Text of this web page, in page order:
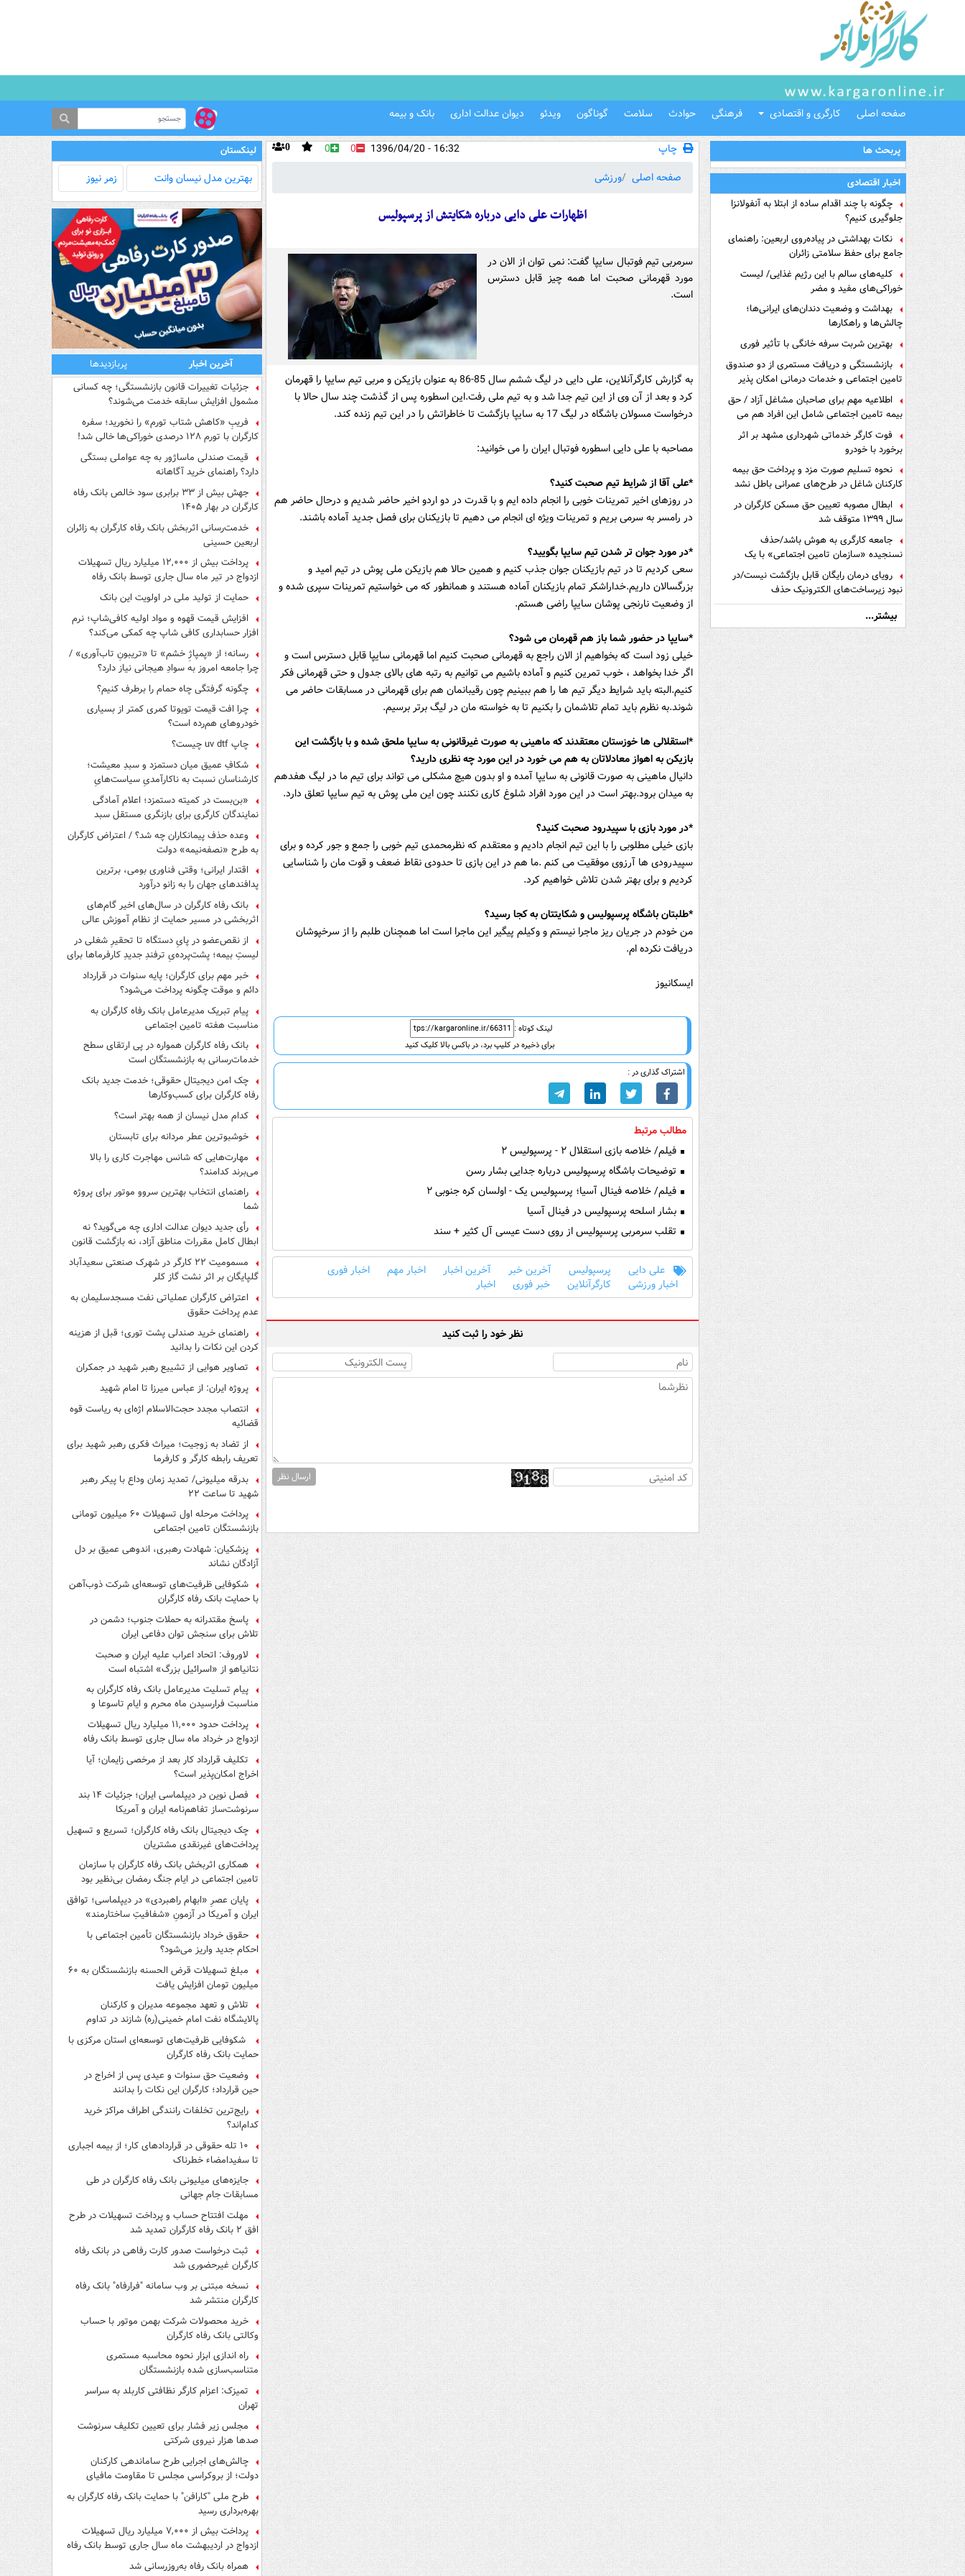
صفحه اصلی کارگری و اقتصادی فرهنگی حوادث سلامت گوناگون ویدئو دیوان عدالت اداری بانک و بیمه
پربحث ها
اخبار اقتصادی
چگونه با چند اقدام ساده از ابتلا به آنفولانزا
جلوگیری کنیم؟
نکات بهداشتی در پیاده‌روی اربعین: راهنمای
جامع برای حفظ سلامتی زائران
کلیه‌های سالم با این رژیم غذایی/ لیست
خوراکی‌های مفید و مضر
بهداشت و وضعیت دندان‌های ایرانی‌ها؛
چالش‌ها و راهکارها
بهترین شربت سرفه خانگی با تأثیر فوری
بازنشستگی و دریافت مستمری از دو صندوق
تامین اجتماعی و خدمات درمانی امکان پذیر
است ؟
اطلاعیه مهم برای صاحبان مشاغل آزاد / حق
بیمه تامین اجتماعی شامل این افراد هم می
شودفوت کارگر خدماتی شهرداری مشهد بر اثر
برخورد با خودرو
نحوه تسلیم صورت مزد و پرداخت حق بیمه
کارکنان شاغل در طرح‌های عمرانی باطل نشد
ابطال مصوبه تعیین حق مسکن کارگران در
سال ۱۳۹۹ متوقف شد
جامعه کارگری به هوش باشد/حذف
نسنجیده «سازمان تامین اجتماعی» با یک
تفاهم نامه!
رویای درمان رایگان قابل بازگشت نیست/در
نبود زیرساخت‌های الکترونیک حذف
دفترچه‌های بیمه اشتباه مضاعف است
بیشتر...
چاپ 0 0 0
16:32 - 1396/04/20
صفحه اصلی
ورزشی
اظهارات علی دایی درباره شکایتش از پرسپولیس
سرمربی تیم فوتبال سایپا گفت: نمی توان از الان در
مورد قهرمانی صحبت اما همه چیز قابل دسترس
است.
به گزارش کارگرآنلاین، علی دایی در لیگ ششم سال 85-86 به عنوان بازیکن و مربی تیم سایپا را قهرمان
کرد و بعد از آن وی از این تیم جدا شد و به تیم ملی رفت.این اسطوره پس از گذشت چند سال حالا با
درخواست مسولان باشگاه در لیگ 17 به سایپا بازگشت تا خاطراتش را در این تیم زنده کند.
مصاحبه با علی دایی اسطوره فوتبال ایران را می خوانید:
*علی آقا از شرایط تیم صحبت کنید؟
در روزهای اخیر تمرینات خوبی را انجام داده ایم و با قدرت در دو اردو اخیر حاضر شدیم و درحال حاضر هم
در رامسر به سرمی بریم و تمرینات ویژه ای انجام می دهیم تا بازیکنان برای فصل جدید آماده باشند.
*در مورد جوان تر شدن تیم سایپا بگویید؟
سعی کردیم تا در تیم بازیکنان جوان جذب کنیم و همین حالا هم بازیکن ملی پوش در تیم امید و
بزرگسالان داریم.خداراشکر تمام بازیکنان آماده هستند و همانطور که می خواستیم تمرینات سپری شده و
از وضعیت نارنجی پوشان سایپا راضی هستم.
*سایپا در حضور شما باز هم قهرمان می شود؟
خیلی زود است که بخواهیم از الان راجع به قهرمانی صحبت کنیم اما قهرمانی سایپا قابل دسترس است و
اگر خدا بخواهد ، خوب تمرین کنیم و آماده باشیم می توانیم به رتبه های بالای جدول و حتی قهرمانی فکر
کنیم.البته باید شرایط دیگر تیم ها را هم ببینیم چون رقیبانمان هم برای قهرمانی در مسابقات حاضر می
شوند.به نظرم باید تمام تلاشمان را بکنیم تا به خواسته مان در لیگ برتر برسیم.
*استقلالی ها خوزستان معتقدند که ماهینی به صورت غیرقانونی به سایپا ملحق شده و با بازگشت این
بازیکن به اهواز معادلاتان به هم می خورد در این مورد چه نظری دارید؟
دانیال ماهینی به صورت قانونی به سایپا آمده و او بدون هیچ مشکلی می تواند برای تیم ما در لیگ هفدهم
به میدان برود.بهتر است در این مورد افراد شلوغ کاری نکنند چون این ملی پوش به تیم سایپا تعلق دارد.
*در مورد بازی با سپیدرود صحبت کنید؟
بازی خیلی مطلوبی را با این تیم انجام دادیم و معتقدم که نظرمحمدی تیم خوبی را جمع و جور کرده و برای
سپیدرودی ها آرزوی موفقیت می کنم .ما هم در این بازی تا حدودی نقاط ضعف و قوت مان را شناسایی
کردیم و برای بهتر شدن تلاش خواهیم کرد.
*طلبتان باشگاه پرسپولیس و شکایتتان به کجا رسید؟
من خودم در جریان ریز ماجرا نیستم و وکیلم پیگیر این ماجرا است اما همچنان طلبم را از سرخپوشان
دریافت نکرده ام.
ایسکانیوز
لینک کوتاه :
برای ذخیره در کلیپ برد، در باکس بالا کلیک کنید
اشتراک گذاری در :
مطالب مرتبط
فیلم/ خلاصه بازی استقلال ۲ - پرسپولیس ۲
توضیحات باشگاه پرسپولیس درباره جدایی بشار رسن
فیلم/ خلاصه فینال آسیا؛ پرسپولیس یک - اولسان کره جنوبی ۲
بشار اسلحه پرسپولیس در فینال آسیا
تقلب سرمربی پرسپولیس از روی دست عیسی آل کثیر + سند
علی دایی پرسپولیس آخرین خبر آخرین اخبار اخبار مهم
اخبار فوری
اخبار ورزشی
کارگرآنلاین خبر فوری اخبار
نظر خود را ثبت کنید
ارسال نظر
لینکستان
بهترین مدل‌ نیسان وانت زمر نیوز
آخرین اخبار
پربازدیدها
جزئیات تغییرات قانون بازنشستگی؛ چه کسانی
مشمول افزایش سابقه خدمت می‌شوند؟
فریبِ «کاهش شتاب تورم» را نخورید؛ سفره
کارگران با تورم ۱۲۸ درصدی خوراکی‌ها خالی شد!
قیمت صندلی ماساژور به چه عواملی بستگی
دارد؟ راهنمای خرید آگاهانه
جهش بیش از ۳۳ برابری سود خالص بانک رفاه
کارگران در بهار ۱۴۰۵
خدمت‌رسانی اثربخش بانک رفاه کارگران به زائران
اربعین حسینی
پرداخت بیش از ۱۲,۰۰۰ میلیارد ریال تسهیلات
ازدواج در تیر ماه سال جاری توسط بانک رفاه
کارگران
حمایت از تولید ملی در اولویت این بانک
افزایش قیمت قهوه و مواد اولیه کافی‌شاپ؛ نرم
افزار حسابداری کافی شاپ چه کمکی می‌کند؟
رسانه؛ از «پمپاژِ خشم» تا «تریبونِ تاب‌آوری» /
چرا جامعه امروز به سوادِ هیجانی نیاز دارد؟
چگونه گرفتگی چاه حمام را برطرف کنیم؟
چرا افت قیمت تویوتا کمری کمتر از بسیاری
خودروهای هم‌رده است؟
چاپ uv dtf چیست؟
شکافِ عمیق میان دستمزد و سبدِ معیشت؛
کارشناسان نسبت به ناکارآمدیِ سیاست‌هایِ
حمایتی هشدار دادند
«بن‌بست در کمیته دستمزد؛ اعلام آمادگی
نمایندگان کارگری برای بازنگری مستقل سبد
وعده حذف پیمانکاران چه شد؟ / اعتراض کارگران
به طرح «نصفه‌نیمه» دولت
اقتدار ایرانی؛ وقتی فناوری بومی، برترین
پدافندهای جهان را به زانو درآورد
بانک رفاه کارگران در سال‌های اخیر گام‌های
اثربخشی در مسیر حمایت از نظام آموزش عالی
برداشته است
از نقص‌عضو در پایِ دستگاه تا تحقیرِ شغلی در
لیستِ بیمه؛ پشت‌پرده‌یِ ترفندِ جدیدِ کارفرماها برای
فرار از قانون چیست؟
خبر مهم برای کارگران؛ پایه سنوات در قرارداد
دائم و موقت چگونه پرداخت می‌شود؟
پیام تبریک مدیرعامل بانک رفاه کارگران به
مناسبت هفته تامین اجتماعی
بانک رفاه کارگران همواره در پی ارتقای سطح
خدمات‌رسانی به بازنشستگان است
چک امن دیجیتال حقوقی؛ خدمت جدید بانک
رفاه کارگران برای کسب‌وکارها
کدام مدل نیسان از همه بهتر است؟
خوشبوترین عطر مردانه برای تابستان
مهارت‌هایی که شانس مهاجرت کاری را بالا
می‌برند کدامند؟
راهنمای انتخاب بهترین سروو موتور برای پروژه
شما
رأی جدید دیوان عدالت اداری چه می‌گوید؟ نه
ابطال کامل مقررات مناطق آزاد، نه بازگشت قانون
مسمومیت ۲۲ کارگر در شهرک صنعتی سعیدآباد
گلپایگان بر اثر نشت گاز کلر
اعتراض کارگران عملیاتی نفت مسجدسلیمان به
عدم پرداخت حقوق
راهنمای خرید صندلی پشت توری؛ قبل از هزینه
کردن این نکات را بدانید
تصاویر هوایی از تشییع رهبر شهید در جمکران
پروژه ایران: از عباس میرزا تا امام شهید
انتصاب مجدد حجت‌الاسلام اژه‌ای به ریاست قوه‌
قضائیه
از تضاد به زوجیت؛ میراث فکری رهبر شهید برای
تعریف رابطه کارگر و کارفرما
بدرقه میلیونی/ تمدید زمان وداع با پیکر رهبر
شهید تا ساعت ۲۲
پرداخت مرحله اول تسهیلات ۶۰ میلیون تومانی
بازنشستگان تامین اجتماعی
پزشکیان: شهادت رهبری، اندوهی عمیق بر دل
آزادگان نشاند
شکوفایی ظرفیت‌های توسعه‌ای شرکت ذوب‌آهن
با حمایت‌ بانک رفاه کارگران
پاسخ مقتدرانه به حملات جنوب؛ دشمن در
تلاش برای سنجش توان دفاعی ایران
لاوروف: اتحاد اعراب علیه ایران و صحبت
نتانیاهو از «اسرائیل بزرگ» اشتباه است
پیام تسلیت مدیرعامل بانک رفاه کارگران به
مناسبت فرارسیدن ماه محرم و ایام تاسوعا و
عاشورای حسینی
پرداخت حدود ۱۱,۰۰۰ میلیارد ریال تسهیلات
ازدواج در خرداد ماه سال جاری توسط بانک رفاه
کارگران
تکلیف قرارداد کار بعد از مرخصی زایمان؛ آیا
اخراج امکان‌پذیر است؟
فصل نوین در دیپلماسی ایران؛ جزئیات ۱۴ بند
سرنوشت‌ساز تفاهم‌نامه ایران و آمریکا
چک دیجیتال بانک رفاه کارگران؛ تسریع و تسهیل
پرداخت‌های غیرنقدی مشتریان
همکاری اثربخش بانک رفاه کارگران با سازمان
تامین اجتماعی در ایام جنگ رمضان بی‌نظیر بود
پایان عصرِ «ابهام راهبردی» در دیپلماسی؛ توافق
ایران و آمریکا در آزمونِ «شفافیتِ ساختارمند»
حقوق خرداد بازنشستگان تأمین اجتماعی با
احکام جدید واریز می‌شود؟
مبلغ تسهیلات قرض الحسنه بازنشستگان به ۶۰
میلیون تومان افزایش یافت
تلاش و تعهد مجموعه مدیران و کارکنان
پالایشگاه نفت امام خمینی(ره) شازند در تداوم
تولید در ایام جنگ رمضان، شایسته قدردانی است
شکوفایی ظرفیت‌های توسعه‌ای استان مرکزی با
حمایت بانک رفاه کارگران
وضعیت حق سنوات و عیدی پس از اخراج در
حین قرارداد؛ کارگران این نکات را بدانند
رایج‌ترین تخلفات رانندگی اطراف مراکز خرید
کدام‌اند؟
۱۰ تله حقوقی در قراردادهای کار؛ از بیمه اجباری
تا سفیدامضاء خطرناک
جایزه‌های میلیونی بانک رفاه کارگران در طی
مسابقات جام جهانی
مهلت افتتاح حساب و پرداخت تسهیلات در طرح
افق ۲ بانک رفاه کارگران تمدید شد
ثبت درخواست صدور کارت رفاهی در بانک رفاه
کارگران غیرحضوری شد
نسخه مبتنی بر وب سامانه "فرارفاه" بانک رفاه
کارگران منتشر شد
خرید محصولات شرکت بهمن موتور با حساب
وکالتی بانک رفاه کارگران
راه اندازی ابزار نحوه محاسبه مستمری
متناسب‌سازی شده بازنشستگان
تمیزک: اعزام کارگر نظافتی کاربلد به سراسر
تهران
مجلس زیر فشار برای تعیین تکلیف سرنوشت
صدها هزار نیروی شرکتی
چالش‌های اجرایی طرح ساماندهی کارکنان
دولت؛ از بروکراسی مجلس تا مقاومت مافیای
واسطه‌گری
طرح ملی "کارافن" با حمایت بانک رفاه کارگران به
بهره‌برداری رسید
پرداخت بیش از ۷,۰۰۰ میلیارد ریال تسهیلات
ازدواج در اردیبهشت ماه سال جاری توسط بانک رفاه
کارگران
همراه بانک رفاه به‌روزرسانی شد